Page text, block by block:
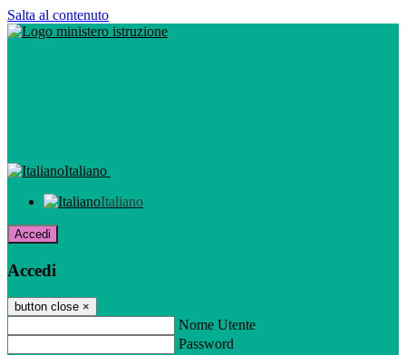
Salta al contenuto
Italiano
Italiano
Accedi
Accedi
button close ×
Nome Utente
Password